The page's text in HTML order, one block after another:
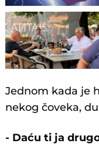
Jednom kada je
nekog čoveka,
- Daću ti ja